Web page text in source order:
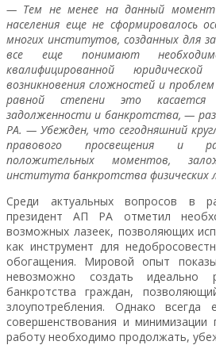
— Тем не менее на данный момент
населения еще не сформировалось
многих институтов, созданных для
все еще понимают
квалифицированной
возникновения сложностей и
равной степени это касается
задолженности и банкротства, —
РА. — Убежден, что сегодняшний
правового просвещения и
положительных моментов,
института банкротства физических
Среди актуальных вопросов в
президент АП РА отметил
возможных лазеек, позволяющих
как инструмент для
обогащения. Мировой опыт
невозможно создать идеально
банкротства граждан,
злоупотребления. Однако всегда
совершенствования и
работу необходимо продолжать,